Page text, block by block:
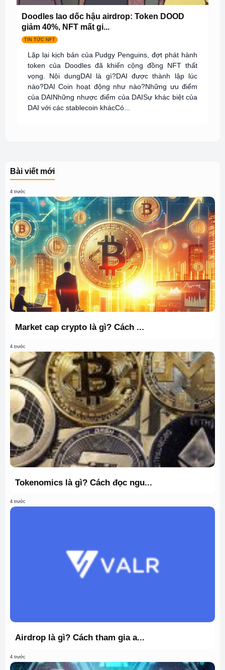
Doodles lao dốc hậu airdrop: Token DOOD
giảm 40%, NFT mất gi...
TIN TỨC NFT
Lặp lại kịch bản của Pudgy Penguins, đợt phát hành
token của Doodles đã khiến cộng đồng NFT thất
vọng. Nội dungDAI là gì?DAI được thành lập lúc
nào?DAI Coin hoạt động như nào?Những ưu điểm
của DAINhững nhược điểm của DAISự khác biệt của
DAI với các stablecoin khácCó...
Bài viết mới
4 trước
Market cap crypto là gì? Cách ...
4 trước
Tokenomics là gì? Cách đọc ngu...
4 trước
Airdrop là gì? Cách tham gia a...
4 trước